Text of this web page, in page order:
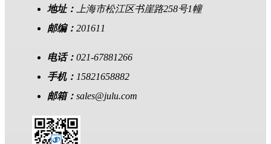
地址：
上海市松江区书崖路258号1幢
邮编： 201611
电话： 021-67881266
手机： 15821658882
邮箱： sales@julu.com